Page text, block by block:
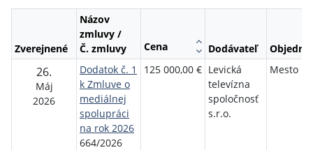
Zverejnené
Názov
zmluvy /
Č. zmluvy
Cena Dodávateľ
26.
Máj
2026
Dodatok č. 1
k Zmluve o
mediálnej
spolupráci
na rok 2026
664/2026
125 000,00 € Levická
televízna
spoločnosť
s.r.o.
Mesto